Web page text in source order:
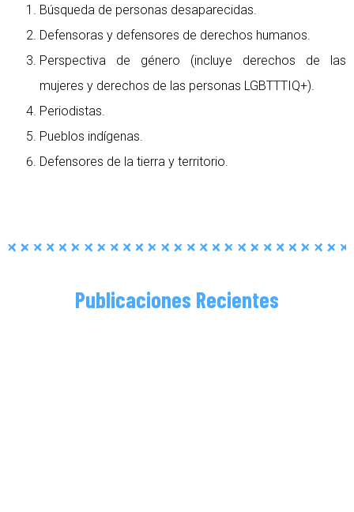
Búsqueda de personas desaparecidas.
Defensoras y defensores de derechos humanos.
Perspectiva de género (incluye derechos de las
mujeres y derechos de las personas LGBTTTIQ+).
Periodistas.
Pueblos indígenas.
Defensores de la tierra y territorio.
Publicaciones Recientes